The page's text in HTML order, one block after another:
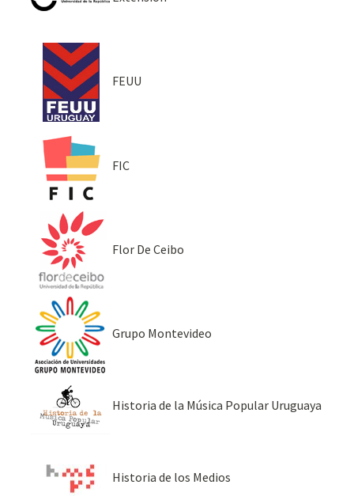
FEUU
FIC
Flor De Ceibo
Grupo Montevideo
Historia de la Música Popular Uruguaya
Historia de los Medios